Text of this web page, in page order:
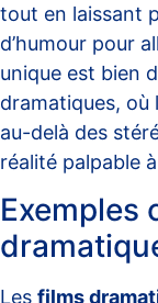
tout en laissant
d’humour pour
unique est bien
dramatiques, où
au-delà des
réalité palpable
Exemples
Les films